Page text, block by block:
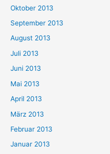
Oktober 2013
September 2013
August 2013
Juli 2013
Juni 2013
Mai 2013
April 2013
März 2013
Februar 2013
Januar 2013